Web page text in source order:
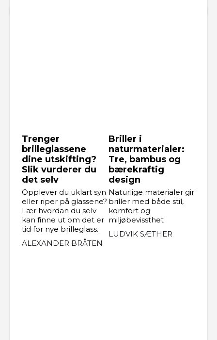
Trenger
brilleglassene
dine utskifting?
Slik vurderer du
det selv
Opplever du uklart syn
eller riper på glassene?
Lær hvordan du selv
kan finne ut om det er
tid for nye brilleglass.
ALEXANDER BRÅTEN
Briller i
naturmaterialer:
Tre, bambus og
bærekraftig
design
Naturlige materialer gir
briller med både stil,
komfort og
miljøbevissthet
LUDVIK SÆTHER